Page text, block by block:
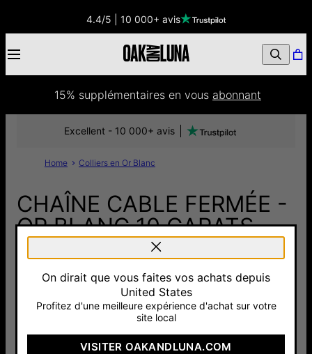
4.4/5 | 10 000+ avis
15% supplémentaires en vous abonnant
Home Colliers en Or Blanc
CHAÎNE CABLE FERMÉE -
OR BLANC 10 CARATS
190 €
Pay with Klarna
Excellent - 10 000+ avis
Longueur de la chaîne: Guide de longueur
40 cm
On dirait que vous faites vos achats depuis
United States
Profitez d'une meilleure expérience d'achat sur votre
site local
VISITER OAKANDLUNA.COM